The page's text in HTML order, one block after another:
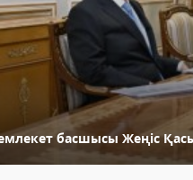
басшысы Жеңіс